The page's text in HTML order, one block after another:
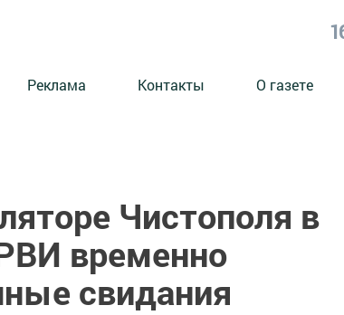
Реклама Контакты О газете
Чистополя в
временно
свидания